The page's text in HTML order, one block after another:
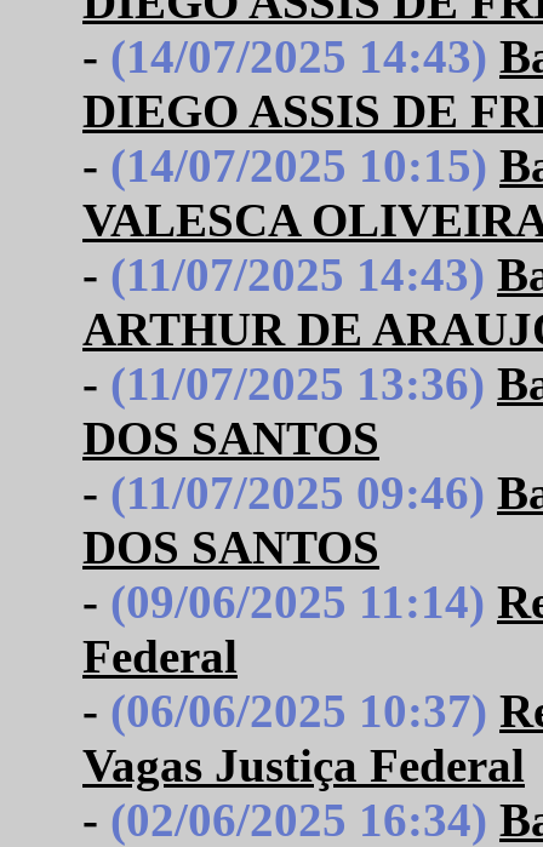
- (14/07/2025 14:43)
DIEGO ASSIS DE
- (14/07/2025 10:15)
VALESCA
- (11/07/2025 14:43)
ARTHUR DE
- (11/07/2025 13:36)
DOS SANTOS
- (11/07/2025 09:46)
DOS SANTOS
- (09/06/2025 11:14)
Federal
- (06/06/2025 10:37)
Vagas Justiça Federal
- (02/06/2025 16:34)